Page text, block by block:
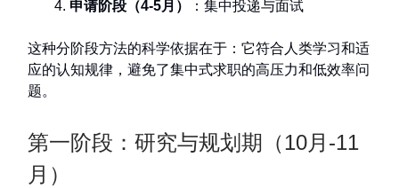
申请阶段（4-5月）
：集中投递与面试
这种分阶段方法的科学依据在于：它符合人类学习和适
应的认知规律，避免了集中式求职的高压力和低效率问
题。
第一阶段：研究与规划期（10月-11
月）